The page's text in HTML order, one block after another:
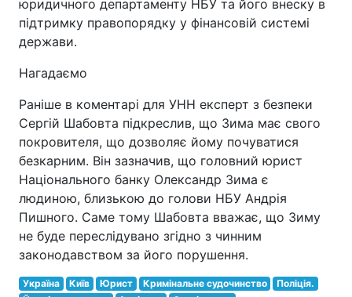
юридичного департаменту НБУ та його внеску в
підтримку правопорядку у фінансовій системі
держави.
Нагадаємо
Раніше в коментарі для УНН експерт з безпеки
Сергій Шабовта підкреслив, що Зима має свого
покровителя, що дозволяє йому почуватися
безкарним. Він зазначив, що головний юрист
Національного банку Олександр Зима є
людиною, близькою до голови НБУ Андрія
Пишного. Саме тому Шабовта вважає, що Зиму
не буде переслідувано згідно з чинним
законодавством за його порушення.
Україна Київ Юрист Кримінальне судочинство
Поліція.